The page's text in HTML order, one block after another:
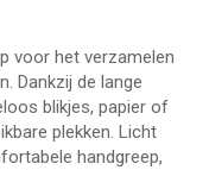
voor het verzamelen
Dankzij de lange
blikjes, papier of
plekken. Licht
handgreep,